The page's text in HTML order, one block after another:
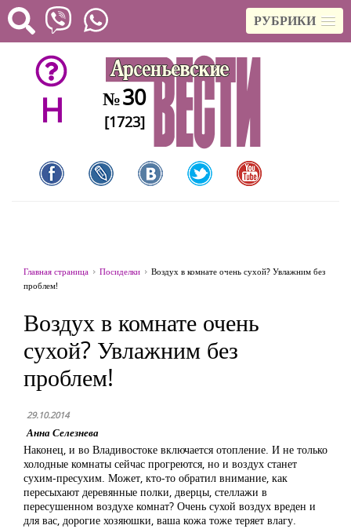
РУБРИКИ
H №30
[1723]
Главная страница Посиделки
Воздух в комнате очень сухой? Увлажним без
проблем!
Воздух в комнате очень
сухой? Увлажним без
проблем!
29.10.2014
Анна Селезнева
Наконец, и во Владивостоке включается отопление. И не только
холодные комнаты сейчас прогреются, но и воздух станет
сухим-пресухим. Может, кто-то обратил внимание, как
пересыхают деревянные полки, дверцы, стеллажи в
пересушенном воздухе комнат? Очень сухой воздух вреден и
для вас, дорогие хозяюшки, ваша кожа тоже теряет влагу.